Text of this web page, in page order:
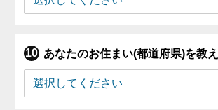
あなたのお住まい(都道府県)を教